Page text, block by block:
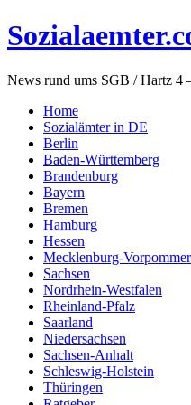
News rund ums SGB / Hartz 4
Home
Sozialämter in DE
Berlin
Baden-Württemberg
Brandenburg
Bayern
Bremen
Hamburg
Hessen
Mecklenburg-
Sachsen
Nordrhein-Westfalen
Rheinland-Pfalz
Saarland
Niedersachsen
Sachsen-Anhalt
Schleswig-Holstein
Thüringen